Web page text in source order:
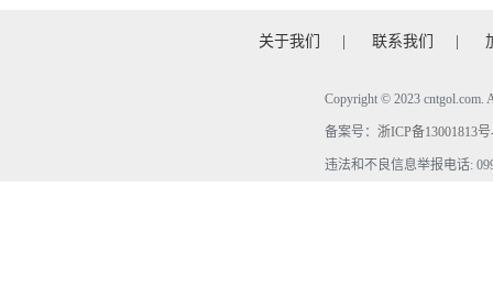
关于我们 联系我们
Copyright © 2023
备案号： 浙ICP备13001813
违法和不良信息举报电话: